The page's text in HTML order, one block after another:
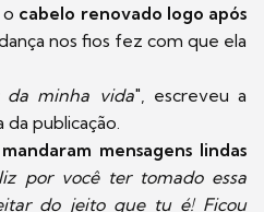
cabelo renovado logo após
nos fios fez com que ela
da minha vida", escreveu a
publicação.
mensagens lindas
por você ter tomado essa
do jeito que tu é! Ficou